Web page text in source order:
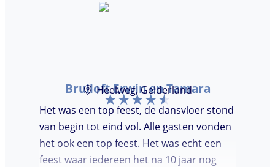
ik en mijn gasten genieten nog heerlijk na.
Bruiloft Erwin en Tamara
Heelweg, Gelderland
Het was een top feest, de dansvloer stond
van begin tot eind vol. Alle gasten vonden
het ook een top feest. Het was echt een
feest waar iedereen het na 10 jaar nog